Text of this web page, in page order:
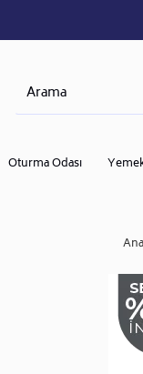
Oturma Odası